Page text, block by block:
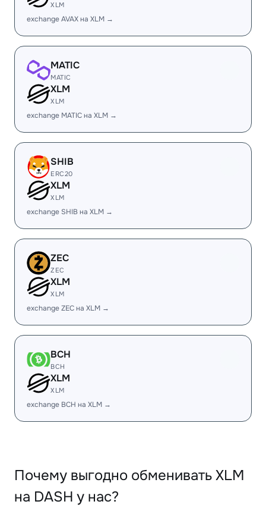
XLM
exchange AVAX на XLM →
MATIC
MATIC
XLM
XLM
exchange MATIC на XLM →
SHIB
ERC20
XLM
XLM
exchange SHIB на XLM →
ZEC
ZEC
XLM
XLM
exchange ZEC на XLM →
BCH
BCH
XLM
XLM
exchange BCH на XLM →
Почему выгодно обменивать XLM
на DASH у нас?